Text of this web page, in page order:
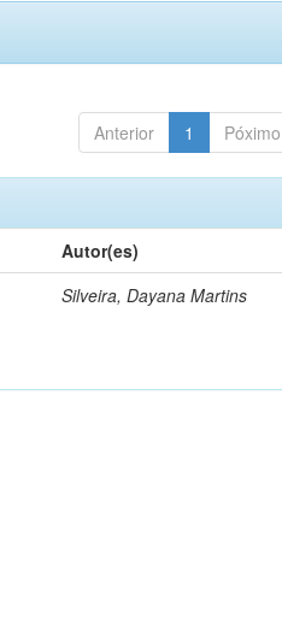
Anterior 1 Póximo
Autor(es)
Silveira, Dayana Martins